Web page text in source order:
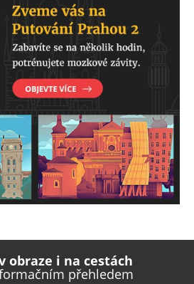
e- page
obraze i na cestách
přehledem